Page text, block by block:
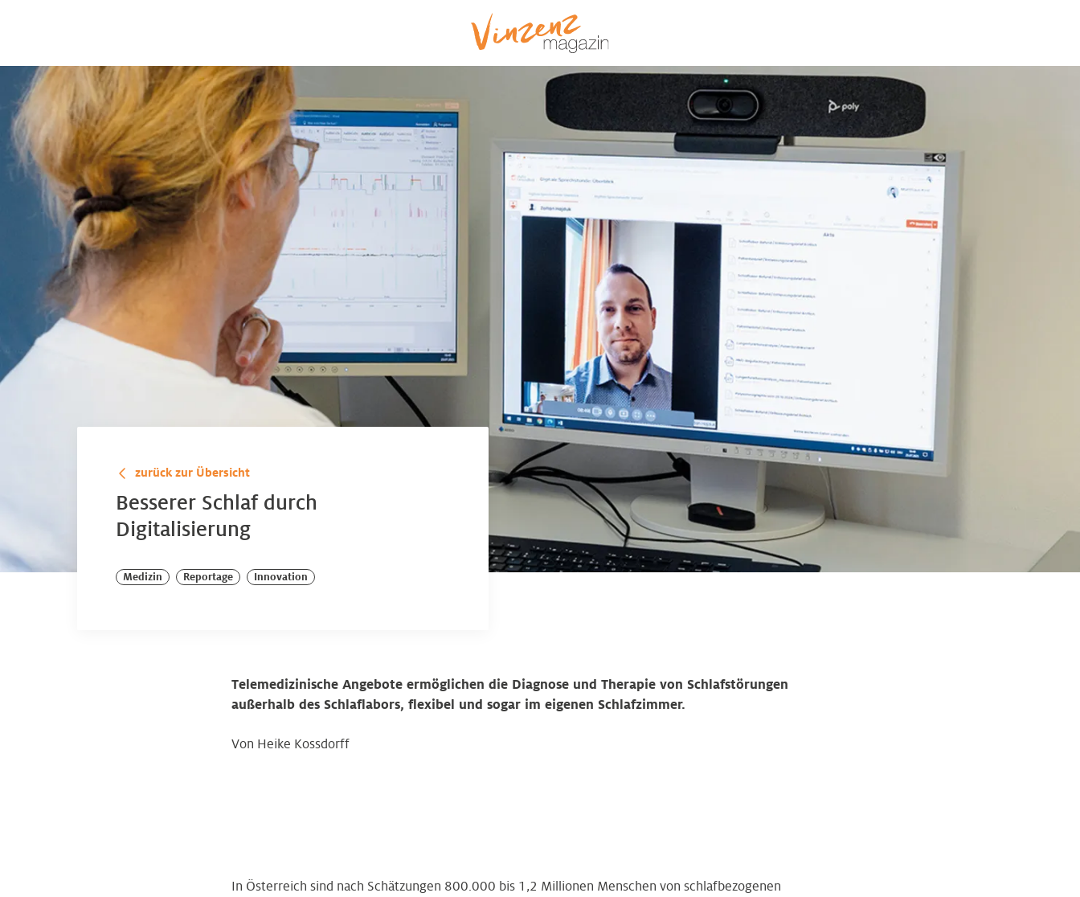
zurück zur Übersicht
Besserer Schlaf durch
Digitalisierung
Medizin Reportage Innovation
Telemedizinische Angebote ermöglichen die Diagnose und Therapie von Schlafstörungen
außerhalb des Schlaflabors, flexibel und sogar im eigenen Schlafzimmer.
Von Heike Kossdorff
In Österreich sind nach Schätzungen 800.000 bis 1,2 Millionen Menschen von schlafbezogenen